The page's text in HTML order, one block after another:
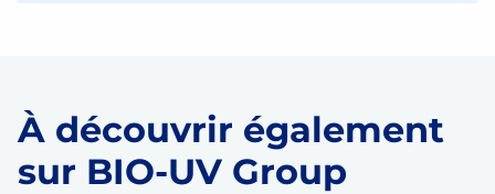
À découvrir également
sur BIO-UV Group